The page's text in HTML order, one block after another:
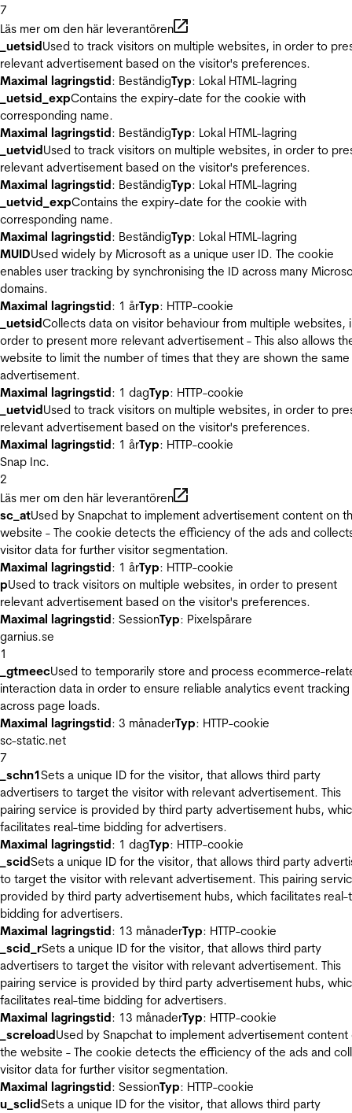
7
Läs mer om den här leverantören
_uetsidUsed to track visitors on multiple websites, in order to
relevant advertisement based on the visitor's preferences.
Maximal lagringstid: BeständigTyp: Lokal HTML-lagring
_uetsid_expContains the expiry-date for the cookie with
corresponding name.
Maximal lagringstid: BeständigTyp: Lokal HTML-lagring
_uetvidUsed to track visitors on multiple websites, in order to
relevant advertisement based on the visitor's preferences.
Maximal lagringstid: BeständigTyp: Lokal HTML-lagring
_uetvid_expContains the expiry-date for the cookie with
corresponding name.
Maximal lagringstid: BeständigTyp: Lokal HTML-lagring
MUIDUsed widely by Microsoft as a unique user ID. The cookie
enables user tracking by synchronising the ID across many
domains.
Maximal lagringstid: 1 årTyp: HTTP-cookie
_uetsidCollects data on visitor behaviour from multiple websites,
order to present more relevant advertisement - This also allows
website to limit the number of times that they are shown the same
advertisement.
Maximal lagringstid: 1 dagTyp: HTTP-cookie
_uetvidUsed to track visitors on multiple websites, in order to
relevant advertisement based on the visitor's preferences.
Maximal lagringstid: 1 årTyp: HTTP-cookie
Snap Inc.
2
Läs mer om den här leverantören
sc_atUsed by Snapchat to implement advertisement content on
website - The cookie detects the efficiency of the ads and
visitor data for further visitor segmentation.
Maximal lagringstid: 1 årTyp: HTTP-cookie
pUsed to track visitors on multiple websites, in order to present
relevant advertisement based on the visitor's preferences.
Maximal lagringstid: SessionTyp: Pixelspårare
garnius.se
1
_gtmeecUsed to temporarily store and process ecommerce-
interaction data in order to ensure reliable analytics event tracking
across page loads.
Maximal lagringstid: 3 månaderTyp: HTTP-cookie
sc-static.net
7
_schn1Sets a unique ID for the visitor, that allows third party
advertisers to target the visitor with relevant advertisement. This
pairing service is provided by third party advertisement hubs,
facilitates real-time bidding for advertisers.
Maximal lagringstid: 1 dagTyp: HTTP-cookie
_scidSets a unique ID for the visitor, that allows third party
to target the visitor with relevant advertisement. This pairing
provided by third party advertisement hubs, which facilitates real-
bidding for advertisers.
Maximal lagringstid: 13 månaderTyp: HTTP-cookie
_scid_rSets a unique ID for the visitor, that allows third party
advertisers to target the visitor with relevant advertisement. This
pairing service is provided by third party advertisement hubs,
facilitates real-time bidding for advertisers.
Maximal lagringstid: 13 månaderTyp: HTTP-cookie
_screloadUsed by Snapchat to implement advertisement content
the website - The cookie detects the efficiency of the ads and
visitor data for further visitor segmentation.
Maximal lagringstid: SessionTyp: HTTP-cookie
u_sclidSets a unique ID for the visitor, that allows third party